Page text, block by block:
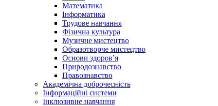
Математика
Інформатика
Трудове навчання
Фізична культура
Музичне мистецтво
Образотворче мистецтво
Основи здоров’я
Природознавство
Правознавство
Академічна доброчесність
Інформаційні системи
Інклюзивне навчання